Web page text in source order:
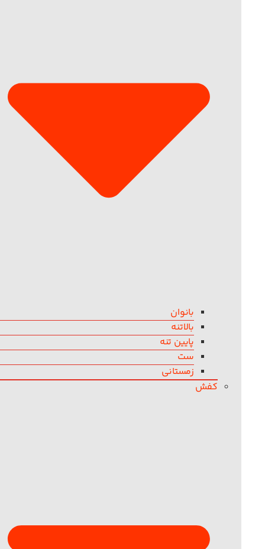
بانوان
بالاتنه
پایین تنه
ست
زمستانی
کفش